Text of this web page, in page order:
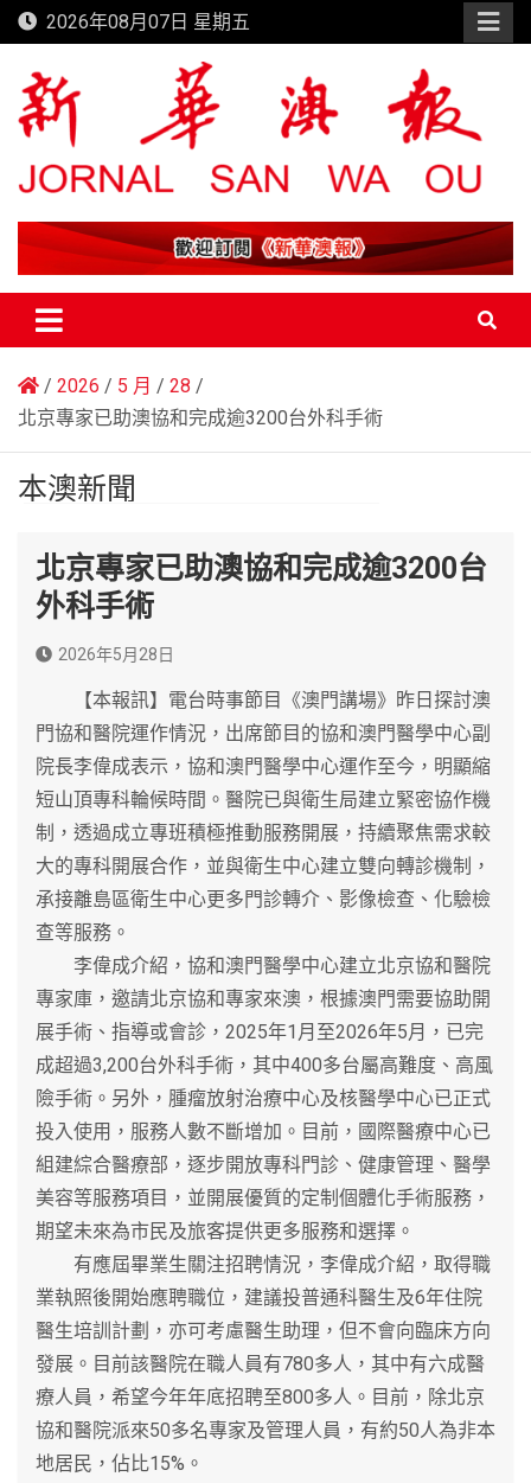
Skip
to
content
2026年08月07日 星期五
新華澳報
2026 5 月
28
北京專家已助澳協和完成逾3200台外科手術
本澳新聞
北京專家已助澳協和完成逾3200台
外科手術
2026年5月28日
【本報訊】電台時事節目《澳門講場》昨日探討澳
門協和醫院運作情況，出席節目的協和澳門醫學中心副
院長李偉成表示，協和澳門醫學中心運作至今，明顯縮
短山頂專科輪候時間。醫院已與衛生局建立緊密協作機
制，透過成立專班積極推動服務開展，持續聚焦需求較
大的專科開展合作，並與衛生中心建立雙向轉診機制，
承接離島區衛生中心更多門診轉介、影像檢查、化驗檢
查等服務。
李偉成介紹，協和澳門醫學中心建立北京協和醫院
專家庫，邀請北京協和專家來澳，根據澳門需要協助開
展手術、指導或會診，2025年1月至2026年5月，已完
成超過3,200台外科手術，其中400多台屬高難度、高風
險手術。另外，腫瘤放射治療中心及核醫學中心已正式
投入使用，服務人數不斷增加。目前，國際醫療中心已
組建綜合醫療部，逐步開放專科門診、健康管理、醫學
美容等服務項目，並開展優質的定制個體化手術服務，
期望未來為市民及旅客提供更多服務和選擇。
有應屆畢業生關注招聘情況，李偉成介紹，取得職
業執照後開始應聘職位，建議投普通科醫生及6年住院
醫生培訓計劃，亦可考慮醫生助理，但不會向臨床方向
發展。目前該醫院在職人員有780多人，其中有六成醫
療人員，希望今年年底招聘至800多人。目前，除北京
協和醫院派來50多名專家及管理人員，有約50人為非本
地居民，佔比15%。